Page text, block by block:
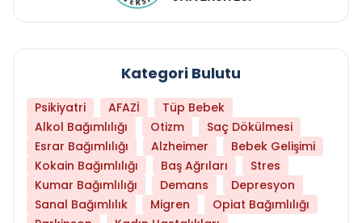
Kategori Bulutu
Psikiyatri AFAZİ
Tüp Bebek
Alkol Bağımlılığı
Otizm
Saç Dökülmesi
Esrar Bağımlılığı
Alzheimer
Bebek Gelişimi
Kokain Bağımlılığı
Baş Ağrıları
Stres
Kumar Bağımlılığı
Demans
Depresyon
Sanal Bağımlılık
Migren
Opiat Bağımlılığı